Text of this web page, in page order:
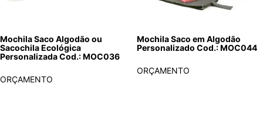
Mochila Saco Algodão ou
Sacochila Ecológica
Personalizada Cod.: MOC036
ORÇAMENTO
Mochila Saco em Algodão
Personalizado Cod.: MOC044
ORÇAMENTO